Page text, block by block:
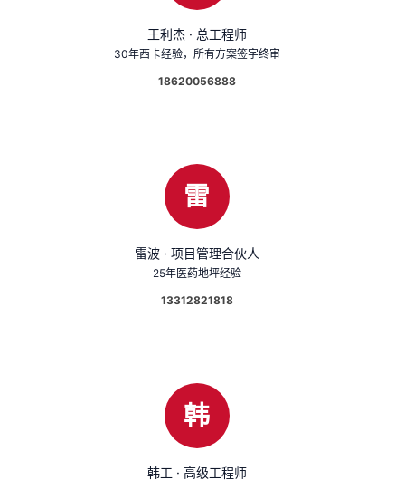
王利杰 · 总工程师
30年西卡经验，所有方案签字终审
18620056888
雷
雷波 · 项目管理合伙人
25年医药地坪经验
13312821818
韩
韩工 · 高级工程师